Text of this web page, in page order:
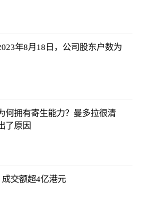
年8月18日，公司股东户数为
何拥有寄生能力？曼多拉很清
了原因
交额超4亿港元